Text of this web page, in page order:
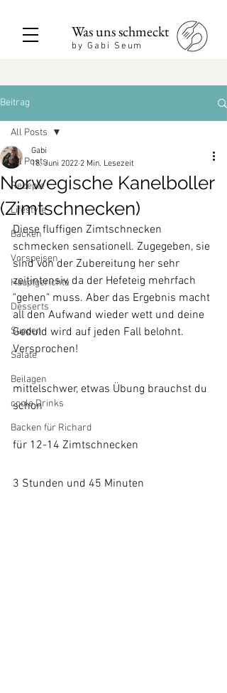
Was uns schmeckt
by Gabi Seum
Beitrag
All Posts
Rezepte
Lifestyle
Backen
Vorspeisen
Hauptgerichte
Desserts
Suppen
Salate
Beilagen
coole Drinks
Backen für Richard
All Posts
Norwegische Kanelboller
(Zimtschnecken)
Gabi
18. Juni 2022 2 Min. Lesezeit
Diese fluffigen Zimtschnecken
schmecken sensationell. Zugegeben, sie
sind von der Zubereitung her sehr
zeitintensiv, da der Hefeteig mehrfach
"gehen" muss. Aber das Ergebnis macht
all den Aufwand wieder wett und deine
Geduld wird auf jeden Fall belohnt.
Versprochen!
mittelschwer, etwas Übung brauchst du
schon
für 12-14 Zimtschnecken
3 Stunden und 45 Minuten